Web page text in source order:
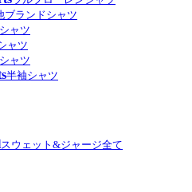
ブランドシャツ
ャツ
ャツ
ャツ
半袖シャツ
スウェット&ジャージ全て